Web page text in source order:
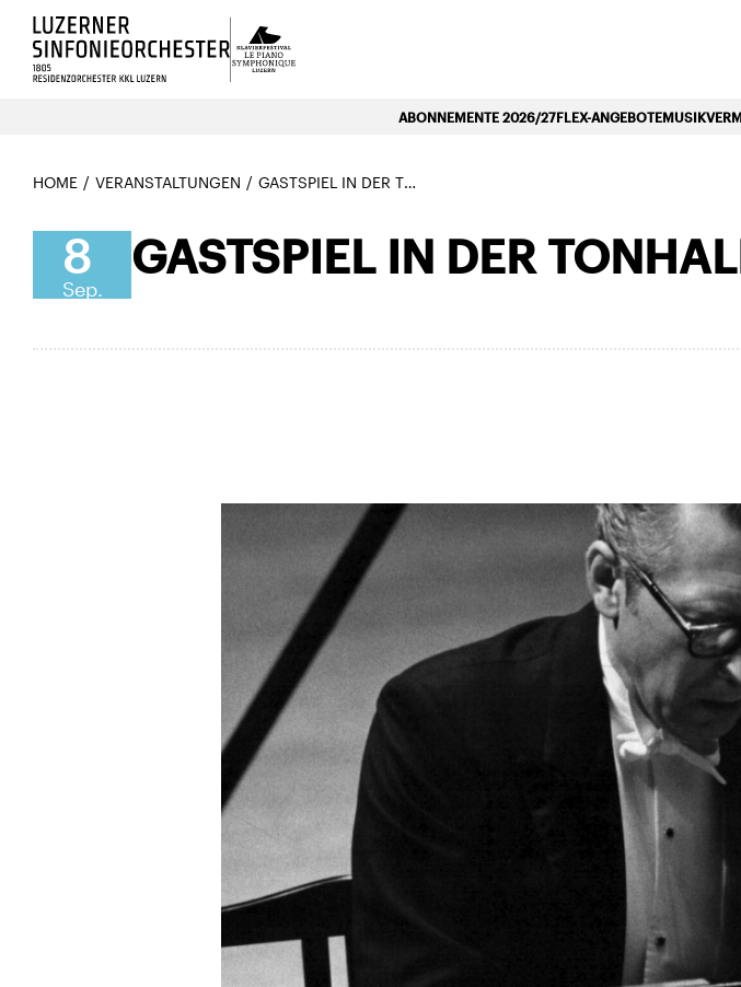
Luzerns Klavierfestival «Le Piano Symphonique»
ABONNEMENTE 2026/27FLEX-ANGEBOTE
HOME VERANSTALTUNGEN GASTSPIEL IN DER TONHALLE ZÜRICH
8
Sep.
GASTSPIEL IN DER